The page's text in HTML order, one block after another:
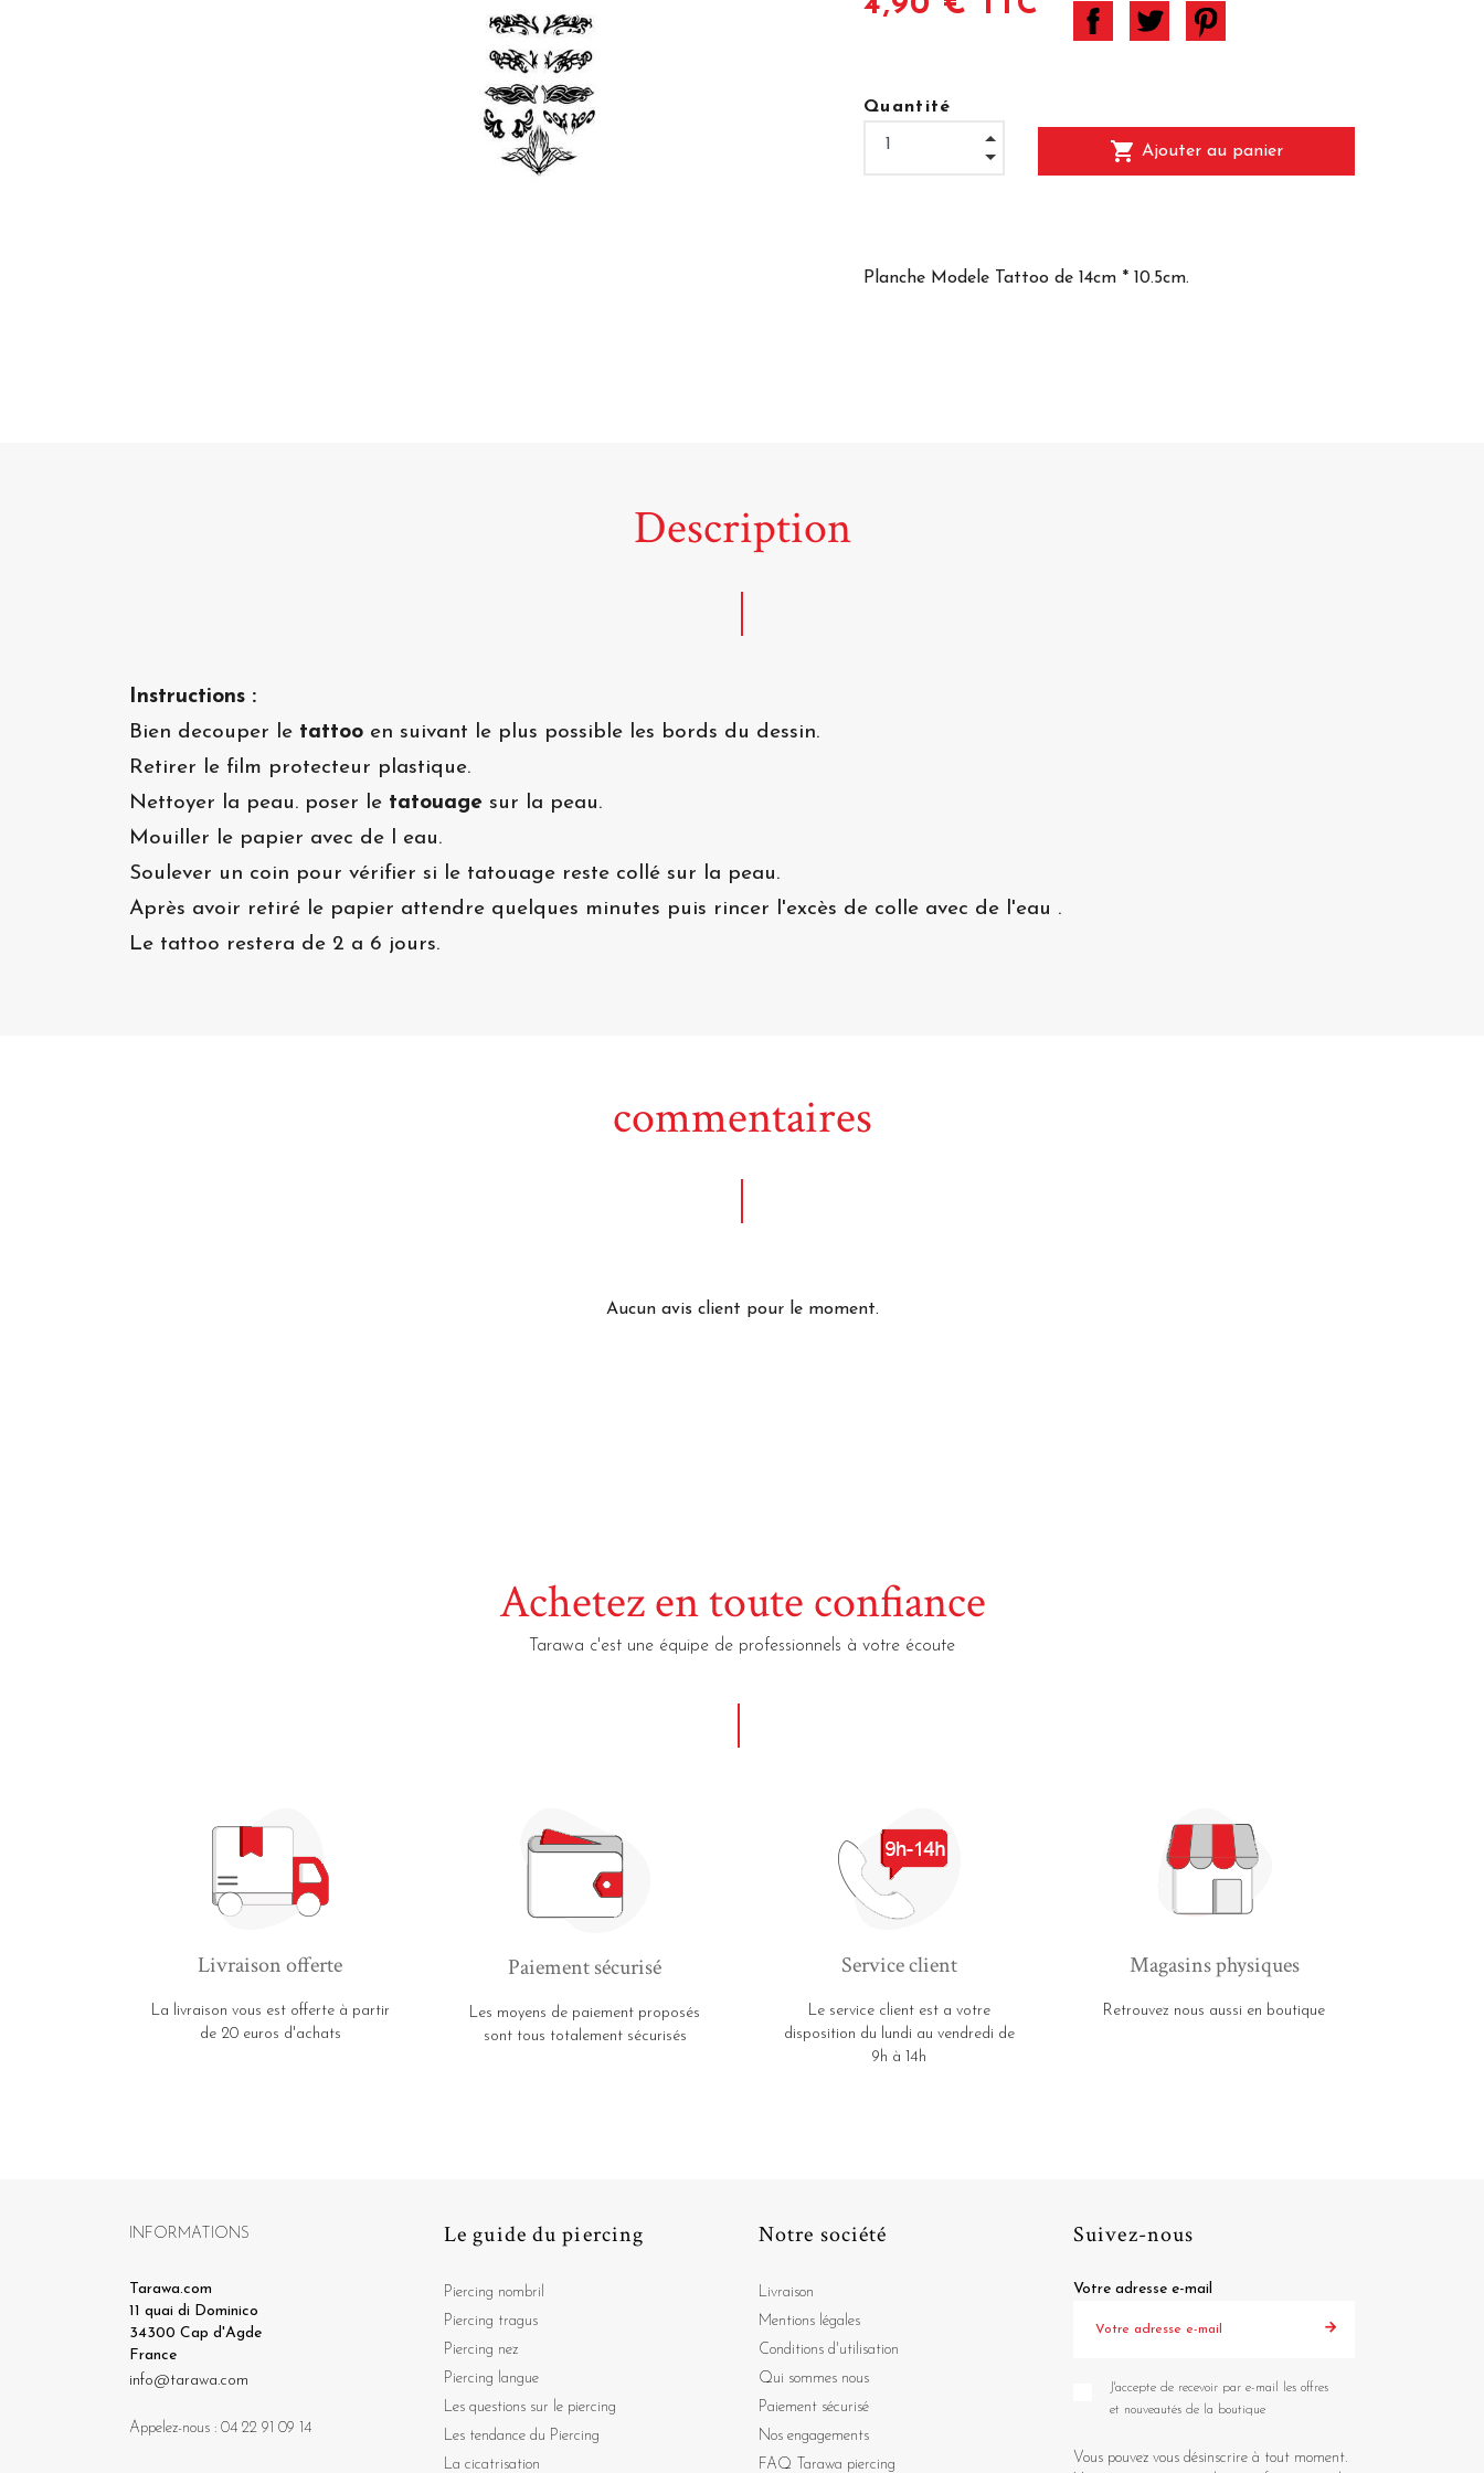
Quantité
shopping_cart Ajouter au panier
Planche Modele Tattoo de 14cm * 10.5cm.
Description
Instructions :
Bien decouper le tattoo en suivant le plus possible les bords du dessin.
Retirer le film protecteur plastique.
Nettoyer la peau. poser le tatouage sur la peau.
Mouiller le papier avec de l eau.
Soulever un coin pour vérifier si le tatouage reste collé sur la peau.
Après avoir retiré le papier attendre quelques minutes puis rincer l'excès de colle avec de l'eau .
Le tattoo restera de 2 a 6 jours.
commentaires
Aucun avis client pour le moment.
Achetez en toute confiance
Tarawa c'est une équipe de professionnels à votre écoute
Livraison offerte
La livraison vous est offerte à partir
de 20 euros d'achats
Paiement sécurisé
Les moyens de paiement proposés
sont tous totalement sécurisés
Service client
Le service client est a votre
disposition du lundi au vendredi de
9h à 14h
Magasins physiques
Retrouvez nous aussi en boutique
INFORMATIONS
Tarawa.com
11 quai di Dominico
34300 Cap d'Agde
France
info@tarawa.com
Appelez-nous : 04 22 91 09 14
Le guide du piercing
Piercing nombril
Piercing tragus
Piercing nez
Piercing langue
Les questions sur le piercing
Les tendance du Piercing
La cicatrisation
Notre société
Livraison
Mentions légales
Conditions d'utilisation
Qui sommes nous
Paiement sécurisé
Nos engagements
FAQ Tarawa piercing
Suivez-nous
Votre adresse e-mail
J'accepte de recevoir par e-mail les offres
et nouveautés de la boutique
Vous pouvez vous désinscrire à tout moment.